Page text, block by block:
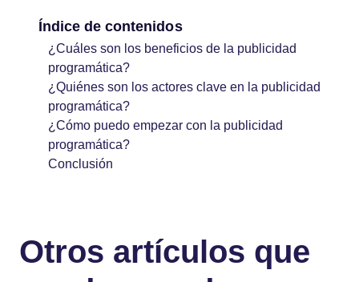
Índice de contenidos
¿Cuáles son los beneficios de la publicidad
programática?
¿Quiénes son los actores clave en la publicidad
programática?
¿Cómo puedo empezar con la publicidad
programática?
Conclusión
Otros artículos que